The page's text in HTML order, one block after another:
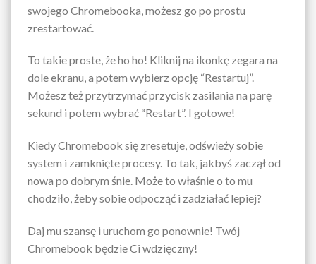
swojego Chromebooka, możesz go po prostu
zrestartować.
To takie proste, że ho ho! Kliknij na ikonkę zegara na
dole ekranu, a potem wybierz opcję “Restartuj”.
Możesz też przytrzymać przycisk zasilania na parę
sekund i potem wybrać “Restart”. I gotowe!
Kiedy Chromebook się zresetuje, odświeży sobie
system i zamknięte procesy. To tak, jakbyś zaczął od
nowa po dobrym śnie. Może to właśnie o to mu
chodziło, żeby sobie odpocząć i zadziałać lepiej?
Daj mu szansę i uruchom go ponownie! Twój
Chromebook będzie Ci wdzięczny!